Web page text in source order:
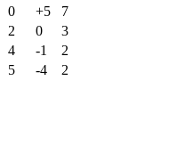
0 +5
7
2 0
3
4 -1
2
5 -4
2